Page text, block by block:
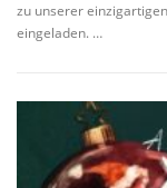
zu unserer
eingeladen. …